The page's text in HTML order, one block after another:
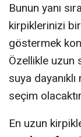
Bunun yanı
kirpiklerinizi
göstermek
Özellikle uzun
suya
seçim
En uzun